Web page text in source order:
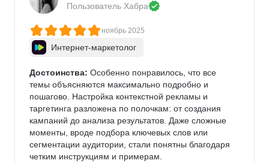
Пользователь Хабра
ноябрь 2025
Интернет-маркетолог
Достоинства: Особенно понравилось, что все
темы объясняются максимально подробно и
пошагово. Настройка контекстной рекламы и
таргетинга разложена по полочкам: от создания
кампаний до анализа результатов. Даже сложные
моменты, вроде подбора ключевых слов или
сегментации аудитории, стали понятны благодаря
четким инструкциям и примерам.